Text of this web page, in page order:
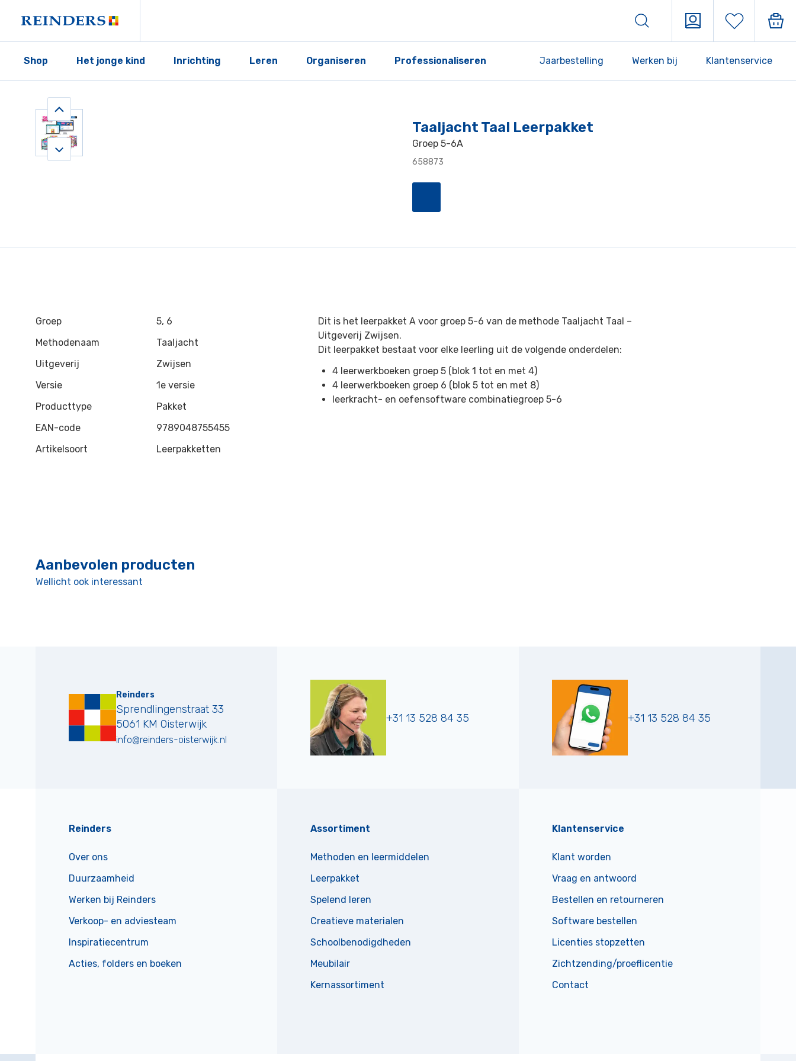
Shop Het jonge kind Inrichting Leren Organiseren Professionaliseren Jaarbestelling Werken bij Klantenservice
Taaljacht Taal Leerpakket
Groep 5-6A
658873
Groep
5, 6
Methodenaam
Taaljacht
Uitgeverij
Zwijsen
Versie
1e versie
Producttype
Pakket
EAN-code
9789048755455
Artikelsoort
Leerpakketten
Dit is het leerpakket A voor groep 5-6 van de methode Taaljacht Taal –
Uitgeverij Zwijsen.
Dit leerpakket bestaat voor elke leerling uit de volgende onderdelen:
4 leerwerkboeken groep 5 (blok 1 tot en met 4)
4 leerwerkboeken groep 6 (blok 5 tot en met 8)
leerkracht- en oefensoftware combinatiegroep 5-6
Aanbevolen producten
Wellicht ook interessant
Reinders
Sprendlingenstraat 33
5061 KM Oisterwijk
info@reinders-oisterwijk.nl
+31 13 528 84 35 +31 13 528 84 35
Reinders
Over ons
Duurzaamheid
Werken bij Reinders
Verkoop- en adviesteam
Inspiratiecentrum
Acties, folders en boeken
Assortiment
Methoden en leermiddelen
Leerpakket
Spelend leren
Creatieve materialen
Schoolbenodigdheden
Meubilair
Kernassortiment
Klantenservice
Klant worden
Vraag en antwoord
Bestellen en retourneren
Software bestellen
Licenties stopzetten
Zichtzending/proeflicentie
Contact